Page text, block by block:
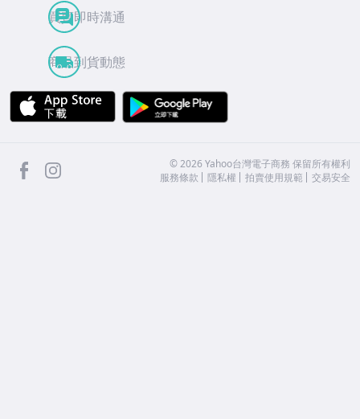
買賣即時溝通
商品到貨動態
APP Store
facebook ©2026 Yahoo台灣電子商務 保留所有權利
服務條款
隱私權 拍賣使用規範 交易安全